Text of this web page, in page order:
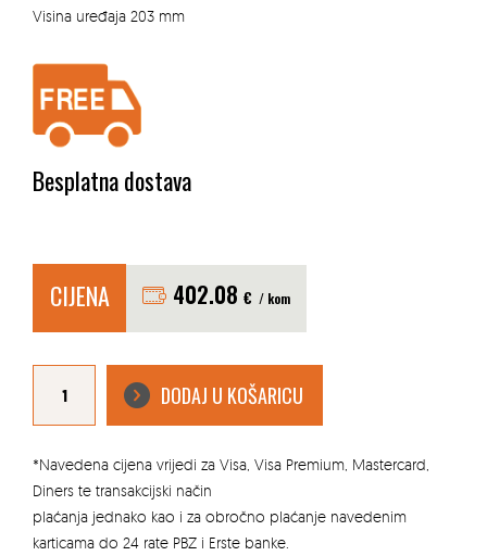
Visina uređaja 203 mm
Besplatna dostava
CIJENA 402.08 € / kom
DEWALT
UDARNA
BUŠILICA
XR
količina
DODAJ U KOŠARICU
*Navedena cijena vrijedi za Visa, Visa Premium, Mastercard,
Diners te transakcijski način
plaćanja jednako kao i za obročno plaćanje navedenim
karticama do 24 rate PBZ i Erste banke.